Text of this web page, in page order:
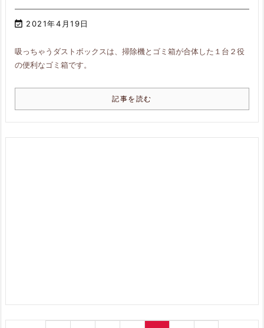
 2021年4月19日
吸っちゃうダストボックスは、掃除機とゴミ箱が合体した１台２役
の便利なゴミ箱です。
記事を読む